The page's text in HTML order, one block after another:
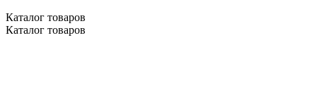
Каталог товаров
Каталог товаров